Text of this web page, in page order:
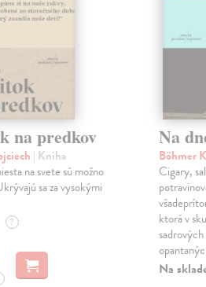
na predkov
| Kniha
na svete sú možno
sa za vysokými
?
Na
Böhmer
Cigary,
ktorá v
Na